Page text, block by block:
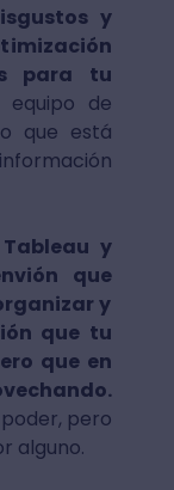
y
para tu
de
que está
y
que
y
que tu
que en
pero
alguno.